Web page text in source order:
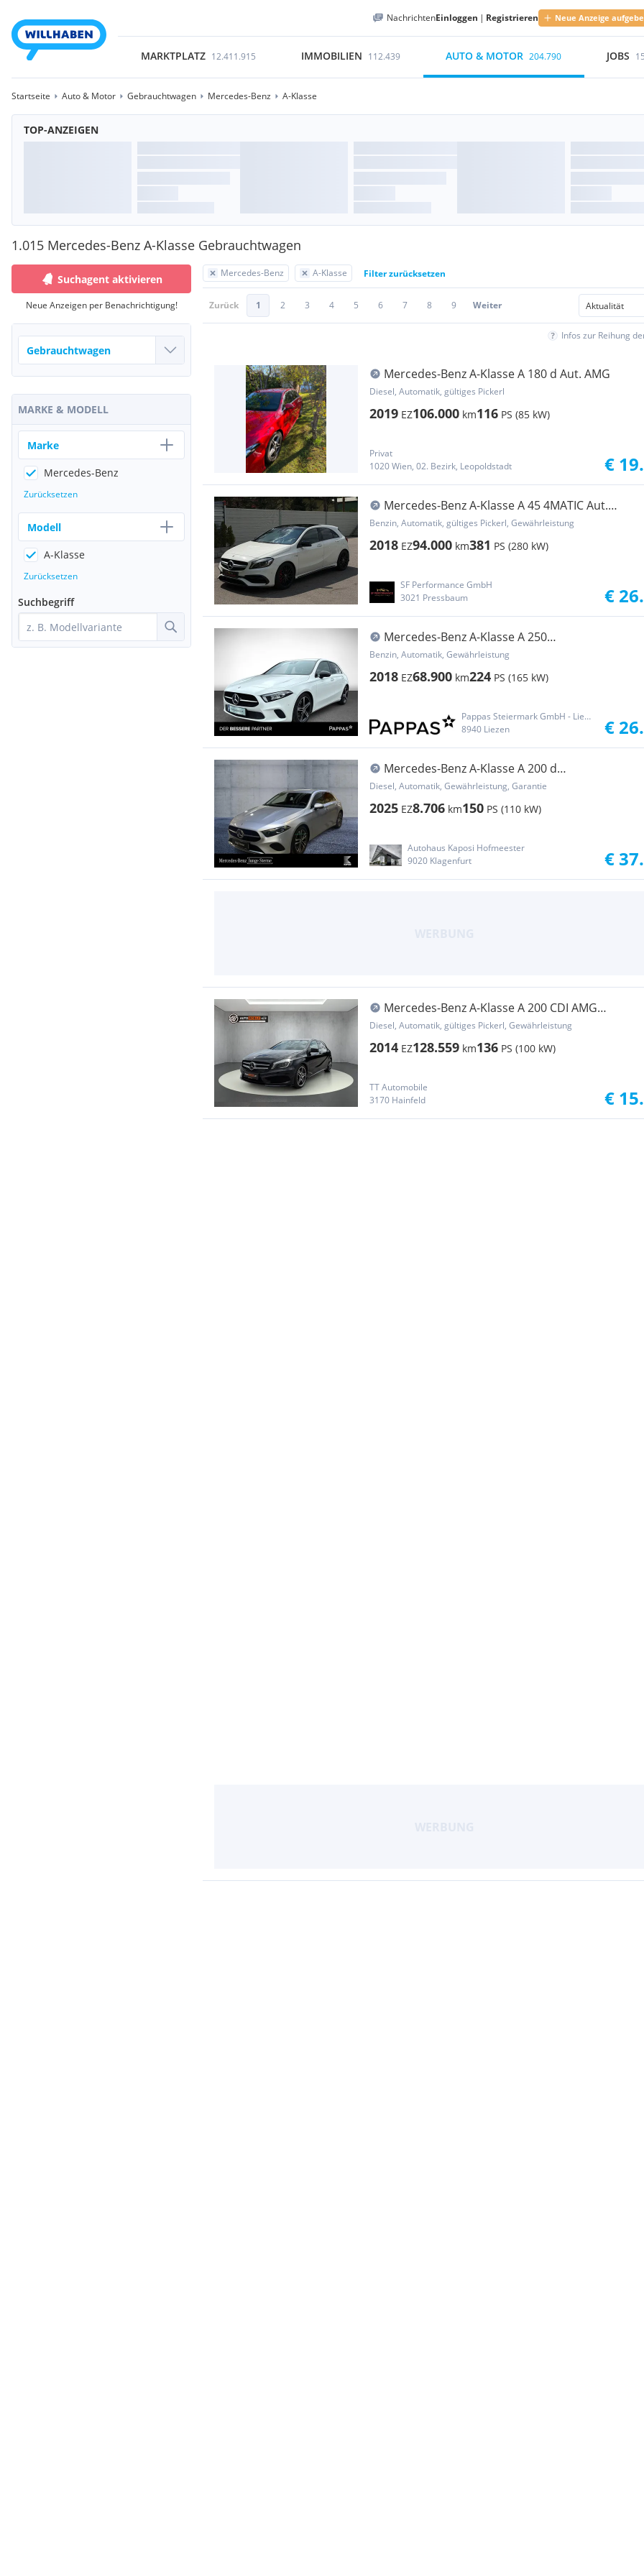
NachrichtenEinloggen | Registrieren Neue Anzeige
MARKTPLATZ 12.411.915 IMMOBILIEN 112.439 AUTO & MOTOR 204.790 JOBS
Startseite Auto & Motor Gebrauchtwagen Mercedes-Benz A-Klasse
TOP-ANZEIGEN
1.015 Mercedes-Benz A-Klasse Gebrauchtwagen
Mercedes-Benz A-Klasse Filter zurücksetzen
Zurück 1 2 3 4 5 6 7 8 9 Weiter
Infos zur Reihung
Mercedes-Benz A-Klasse A 180 d Aut. AMG
Diesel, Automatik, gültiges Pickerl
2019 EZ106.000 km116 PS (85 kW)
Privat
1020 Wien, 02. Bezirk, Leopoldstadt
€
Mercedes-Benz A-Klasse A 45 4MATIC Aut.
Mercedes-AMG A 45 4MATIC Aut.
Benzin, Automatik, gültiges Pickerl, Gewährleistung
2018 EZ94.000 km381 PS (280 kW)
SF Performance GmbH
3021 Pressbaum
€
Mercedes-Benz A-Klasse A 250
Kompaktlimousine PTS Navi Wide Cam LED SHZ
Benzin, Automatik, Gewährleistung
2018 EZ68.900 km224 PS (165 kW)
Pappas Steiermark GmbH - Liezen
8940 Liezen
€
Mercedes-Benz A-Klasse A 200 d
Kompaktlimousine Österreich-Edition Prog
Diesel, Automatik, Gewährleistung, Garantie
2025 EZ8.706 km150 PS (110 kW)
Autohaus Kaposi Hofmeester
9020 Klagenfurt
€
Mercedes-Benz A-Klasse A 200 CDI AMG
Line/Sport
Diesel, Automatik, gültiges Pickerl, Gewährleistung
2014 EZ128.559 km136 PS (100 kW)
TT Automobile
3170 Hainfeld
€
Suchagent aktivieren
Neue Anzeigen per Benachrichtigung!
MARKE & MODELL
Marke
Mercedes-Benz
Zurücksetzen
Modell
A-Klasse
Zurücksetzen
Suchbegriff